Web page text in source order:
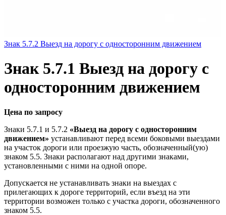
Знак 5.7.2 Выезд на дорогу с односторонним движением
Знак 5.7.1 Выезд на дорогу с
односторонним движением
Цена по запросу
Знаки 5.7.1 и 5.7.2 «Выезд на дорогу с односторонним
движением» устанавливают перед всеми боковыми выездами
на участок дороги или проезжую часть, обозначенный(ую)
знаком 5.5. Знаки располагают над другими знаками,
установленными с ними на одной опоре.
Допускается не устанавливать знаки на выездах с
прилегающих к дороге территорий, если въезд на эти
территории возможен только с участка дороги, обозначенного
знаком 5.5.